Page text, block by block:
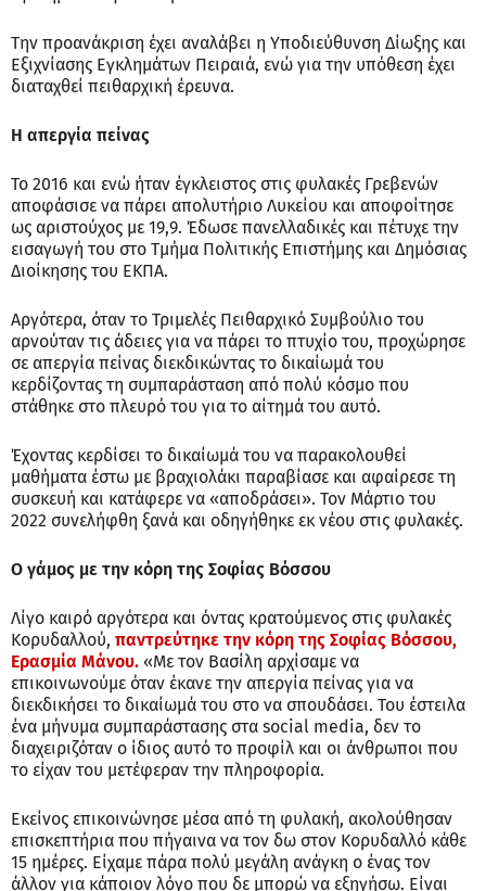
Την προανάκριση έχει αναλάβει η Υποδιεύθυνση Δίωξης και
Εξιχνίασης Εγκλημάτων Πειραιά, ενώ για την υπόθεση έχει
διαταχθεί πειθαρχική έρευνα.
Η απεργία πείνας
Το 2016 και ενώ ήταν έγκλειστος στις φυλακές Γρεβενών
αποφάσισε να πάρει απολυτήριο Λυκείου και αποφοίτησε
ως αριστούχος με 19,9. Έδωσε πανελλαδικές και πέτυχε την
εισαγωγή του στο Τμήμα Πολιτικής Επιστήμης και Δημόσιας
Διοίκησης του ΕΚΠΑ.
Αργότερα, όταν το Τριμελές Πειθαρχικό Συμβούλιο του
αρνούταν τις άδειες για να πάρει το πτυχίο του, προχώρησε
σε απεργία πείνας διεκδικώντας το δικαίωμά του
κερδίζοντας τη συμπαράσταση από πολύ κόσμο που
στάθηκε στο πλευρό του για το αίτημά του αυτό.
Έχοντας κερδίσει το δικαίωμά του να παρακολουθεί
μαθήματα έστω με βραχιολάκι παραβίασε και αφαίρεσε τη
συσκευή και κατάφερε να «αποδράσει». Τον Μάρτιο του
2022 συνελήφθη ξανά και οδηγήθηκε εκ νέου στις φυλακές.
Ο γάμος με την κόρη της Σοφίας Βόσσου
Λίγο καιρό αργότερα και όντας κρατούμενος στις φυλακές
Κορυδαλλού, παντρεύτηκε την κόρη της Σοφίας Βόσσου,
Ερασμία Μάνου. «Με τον Βασίλη αρχίσαμε να
επικοινωνούμε όταν έκανε την απεργία πείνας για να
διεκδικήσει το δικαίωμά του στο να σπουδάσει. Του έστειλα
ένα μήνυμα συμπαράστασης στα social media, δεν το
διαχειριζόταν ο ίδιος αυτό το προφίλ και οι άνθρωποι που
το είχαν του μετέφεραν την πληροφορία.
Εκείνος επικοινώνησε μέσα από τη φυλακή, ακολούθησαν
επισκεπτήρια που πήγαινα να τον δω στον Κορυδαλλό κάθε
15 ημέρες. Είχαμε πάρα πολύ μεγάλη ανάγκη ο ένας τον
άλλον για κάποιον λόγο που δε μπορώ να εξηγήσω. Είναι